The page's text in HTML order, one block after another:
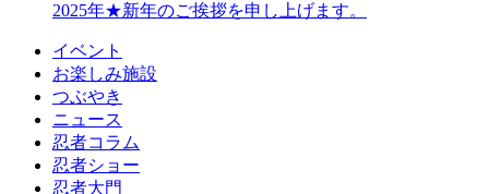
2025年★新年のご挨拶を申し上げます。
イベント
お楽しみ施設
つぶやき
ニュース
忍者コラム
忍者ショー
忍者大門